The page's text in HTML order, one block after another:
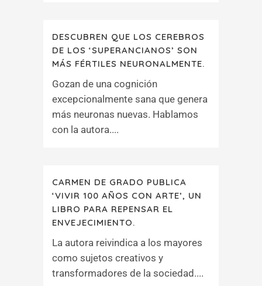
DESCUBREN QUE LOS CEREBROS
DE LOS ‘SUPERANCIANOS’ SON
MÁS FÉRTILES NEURONALMENTE.
Gozan de una cognición
excepcionalmente sana que genera
más neuronas nuevas. Hablamos
con la autora....
CARMEN DE GRADO PUBLICA
‘VIVIR 100 AÑOS CON ARTE’, UN
LIBRO PARA REPENSAR EL
ENVEJECIMIENTO.
La autora reivindica a los mayores
como sujetos creativos y
transformadores de la sociedad....